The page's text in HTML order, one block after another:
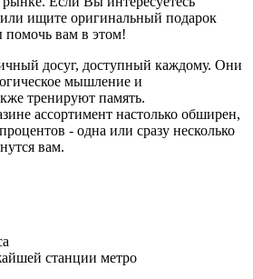
ищите оригинальный подарок
помочь вам в этом!
досуг, доступный каждому. Они
мышление и
тренируют память.
ассортимент настолько обширен,
- одна или сразу несколько
вам.
станции метро